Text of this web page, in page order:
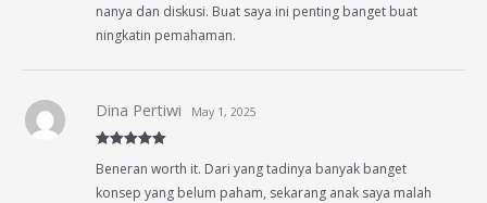
nanya dan diskusi. Buat saya ini penting banget buat
ningkatin pemahaman.
of 5
Dina Pertiwi May 1, 2025
Beneran worth it. Dari yang tadinya banyak banget
konsep yang belum paham, sekarang anak saya malah